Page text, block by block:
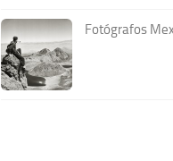
Fotógrafos